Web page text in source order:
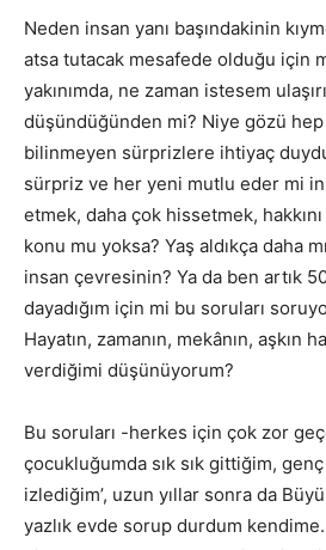
Neden insan yanı başındakinin
atsa tutacak mesafede olduğu için
yakınımda, ne zaman istesem
düşündüğünden mi? Niye gözü hep
bilinmeyen sürprizlere ihtiyaç
sürpriz ve her yeni mutlu eder mi
etmek, daha çok hissetmek,
konu mu yoksa? Yaş aldıkça daha
insan çevresinin? Ya da ben artık
dayadığım için mi bu soruları
Hayatın, zamanın, mekânın, aşkın
verdiğimi düşünüyorum?
Bu soruları -herkes için çok zor
çocukluğumda sık sık gittiğim,
izlediğim’, uzun yıllar sonra da
yazlık evde sorup durdum